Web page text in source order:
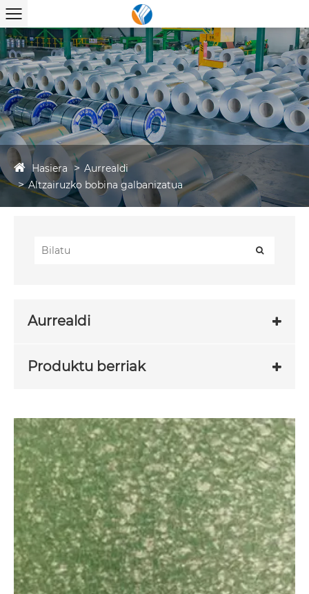
Hasiera
Aurrealdi
Altzairuzko bobina galbanizatua
Aurrealdi
Produktu berriak